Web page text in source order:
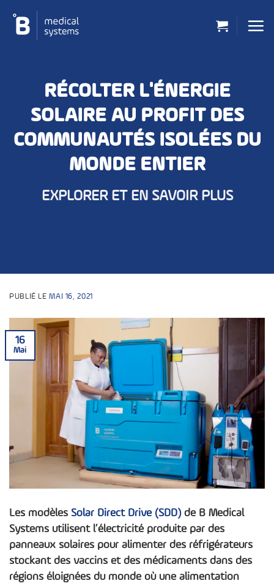
contenu
RÉCOLTER L'ÉNERGIE
SOLAIRE AU PROFIT DES
COMMUNAUTÉS ISOLÉES DU
MONDE ENTIER
EXPLORER ET EN SAVOIR PLUS
PUBLIÉ LEMAI 16, 2021
16
Mai
Les modèles Solar Direct Drive (SDD)de B Medical
Systems utilisent l’électricité produite par des
panneaux solaires pour alimenter des réfrigérateurs
stockant des vaccins et des médicaments dans des
régions éloignées du monde où une alimentation